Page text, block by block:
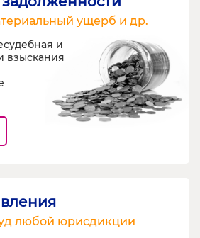
ущерб и др.
и
взыскания
любой юрисдикции